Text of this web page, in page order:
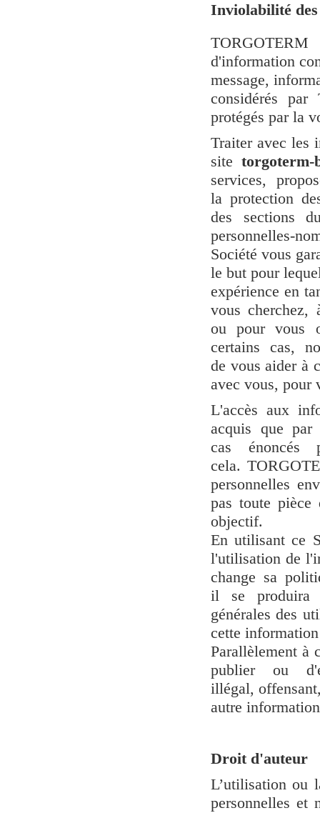
Inviolabilité des
d'information
message,
considérés
protégés par la
Traiter avec les
sitetorgoterm-
services,
la protection
des sections
personnelles-
Société vous
le but pour
expérience en
vous cherchez,
ou pour vous
certains cas,
de vous aider à
avec vous, pour
L'accès aux
acquis que par
cas
cela.
personnelles
pas toute pièce
objectif.
En utilisant ce
l'utilisation de
change sa
il se produira
générales des
cette
Parallèlement à
publier ou
illégal,
autre
Droit d'auteur
L’utilisation ou
personnelles et